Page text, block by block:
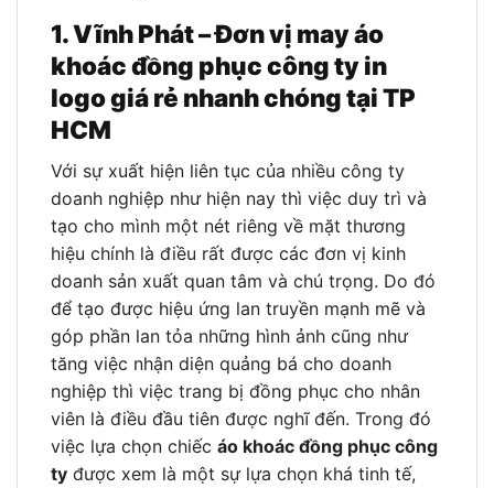
1. Vĩnh Phát – Đơn vị may áo
khoác đồng phục công ty in
logo giá rẻ nhanh chóng tại TP
HCM
Với sự xuất hiện liên tục của nhiều công ty
doanh nghiệp như hiện nay thì việc duy trì và
tạo cho mình một nét riêng về mặt thương
hiệu chính là điều rất được các đơn vị kinh
doanh sản xuất quan tâm và chú trọng. Do đó
để tạo được hiệu ứng lan truyền mạnh mẽ và
góp phần lan tỏa những hình ảnh cũng như
tăng việc nhận diện quảng bá cho doanh
nghiệp thì việc trang bị đồng phục cho nhân
viên là điều đầu tiên được nghĩ đến. Trong đó
việc lựa chọn chiếc áo khoác đồng phục công
ty được xem là một sự lựa chọn khá tinh tế,